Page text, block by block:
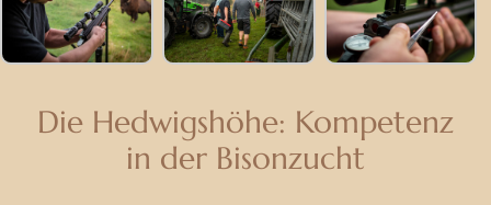
Die Hedwigshöhe: Kompetenz
in der Bisonzucht